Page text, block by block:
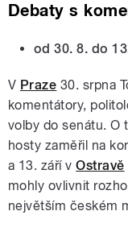
Debaty s
od 30. 8. do
V Praze 30. srpna
komentátory,
volby do senátu. O
hosty zaměřil na
a 13. září vOstravě
mohly ovlivnit
největším českém